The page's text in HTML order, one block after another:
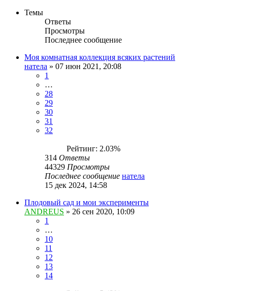
Темы
Ответы
Просмотры
Последнее сообщение
Моя комнатная коллекция всяких растений
натела » 07 июн 2021, 20:08
1
…
28
29
30
31
32
Рейтинг: 2.03%
314 Ответы
44329 Просмотры
Последнее сообщение натела
15 дек 2024, 14:58
Плодовый сад и мои эксперименты
ANDREUS » 26 сен 2020, 10:09
1
…
10
11
12
13
14